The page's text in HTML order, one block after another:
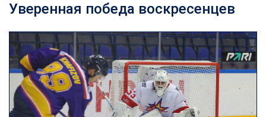
Уверенная победа воскресенцев